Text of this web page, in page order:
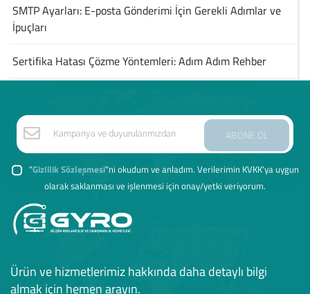
SMTP Ayarları: E-posta Gönderimi İçin Gerekli Adımlar ve
İpuçları
Sertifika Hatası Çözme Yöntemleri: Adım Adım Rehber
ABONE OL
"Gizlilik Sözleşmesi"ni okudum ve anladım. Verilerimin KVKK'ya uygun
olarak saklanması ve işlenmesi için onay/yetki veriyorum.
Ürün ve hizmetlerimiz hakkında daha detaylı bilgi
almak için hemen arayın.